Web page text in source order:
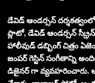
డేవిడ్ ఆండర్సన్
ప్లాటో, డేవిడ్ ఆండర్సన్ స్క్రీన్
హాలీవుడ్ డబ్బింగ్ చిత్రం
జంపర్ గెస్టిన్ సంగీతాన్ని
డిజైనర్ గా వ్యవహరించారు.